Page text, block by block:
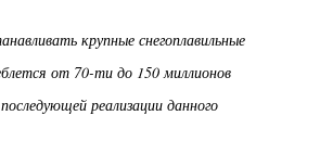
крупные снегоплавильные
от 70-ти до 150 миллионов
реализации данного